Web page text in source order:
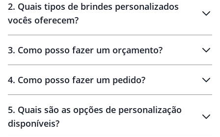
Brindes personalizados
2. Quais tipos de brindes personalizados
vocês oferecem?
personalizados
3. Como posso fazer um orçamento?
brinde
personalização
4. Como posso fazer um pedido?
amostra virtual
5. Quais são as opções de personalização
disponíveis?